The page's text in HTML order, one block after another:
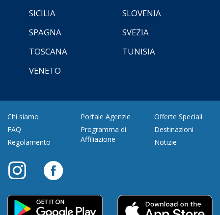
SICILIA
SLOVENIA
SPAGNA
SVEZIA
TOSCANA
TUNISIA
VENETO
Chi siamo
FAQ
Regolamento
Portale Agenzie
Programma di
Affiliazione
Offerte Speciali
Destinazioni
Notizie